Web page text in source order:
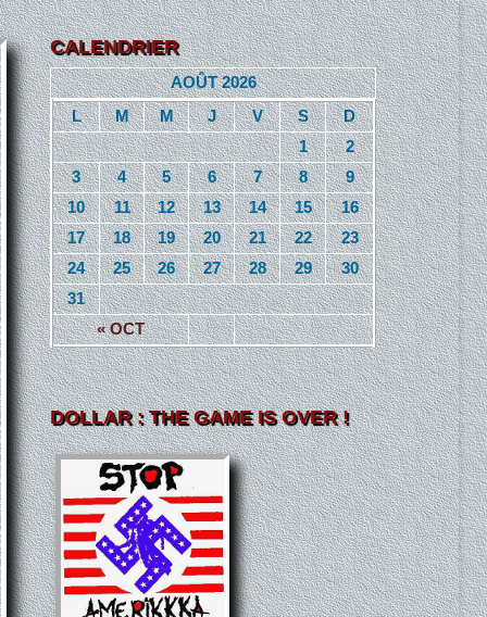
CALENDRIER
AOÛT 2026
L
M M J V S D
« OCT
1
2
3
4 5 6 7 8
9
10
11 12 13 14 15
16
17
18 19 20 21 22
23
24
25 26 27 28 29
30
31
DOLLAR : THE GAME IS OVER !